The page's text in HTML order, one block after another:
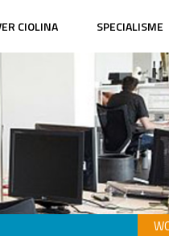
CIOLINA SPECIALISME